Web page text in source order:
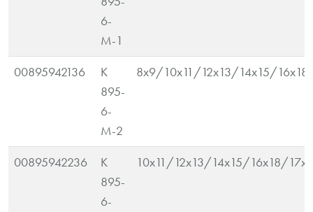
6-
M-1
00895942136
K
895-
6-
M-2
8x9/10x11/12x13/14x15/
00895942236
K
895-
6-
10x11/12x13/14x15/16x18/